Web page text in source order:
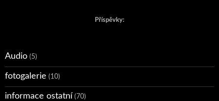
Příspěvky:
Audio (5)
fotogalerie (10)
informace ostatní (70)